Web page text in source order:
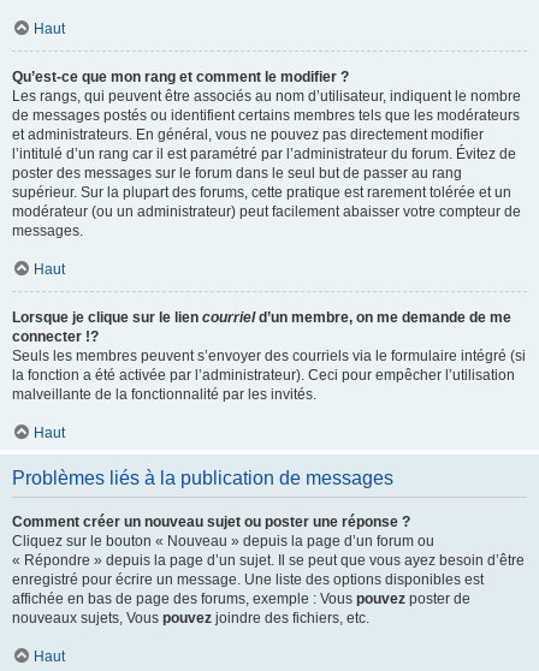
Haut
Qu’est-ce que mon rang et comment le modifier ?
Les rangs, qui peuvent être associés au nom d’utilisateur, indiquent le nombre
de messages postés ou identifient certains membres tels que les modérateurs
et administrateurs. En général, vous ne pouvez pas directement modifier
l’intitulé d’un rang car il est paramétré par l’administrateur du forum. Évitez de
poster des messages sur le forum dans le seul but de passer au rang
supérieur. Sur la plupart des forums, cette pratique est rarement tolérée et un
modérateur (ou un administrateur) peut facilement abaisser votre compteur de
messages.
Haut
Lorsque je clique sur le lien courrield’un membre, on me demande de me
connecter !?
Seuls les membres peuvent s’envoyer des courriels via le formulaire intégré (si
la fonction a été activée par l’administrateur). Ceci pour empêcher l’utilisation
malveillante de la fonctionnalité par les invités.
Haut
Problèmes liés à la publication de messages
Comment créer un nouveau sujet ou poster une réponse ?
Cliquez sur le bouton « Nouveau » depuis la page d’un forum ou
« Répondre » depuis la page d’un sujet. Il se peut que vous ayez besoin d’être
enregistré pour écrire un message. Une liste des options disponibles est
affichée en bas de page des forums, exemple : Vous pouvez poster de
nouveaux sujets, Vous pouvez joindre des fichiers, etc.
Haut